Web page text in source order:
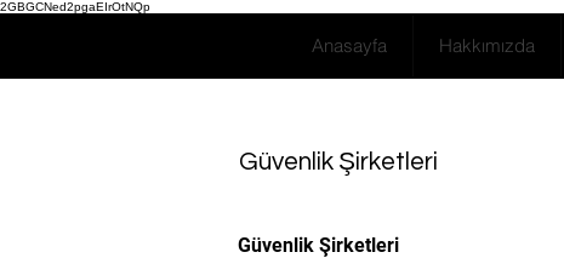
2GBGCNed2pgaEIrOtNQp
Anasayfa Hakkımızda
Güvenlik Şirketleri
Güvenlik Şirketleri